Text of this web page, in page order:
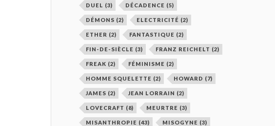
DUEL (3) DÉCADENCE (5)
DÉMONS (2) ELECTRICITÉ (2)
ETHER (2) FANTASTIQUE (2)
FIN-DE-SIÈCLE (3) FRANZ REICHELT (2)
FREAK (2) FÉMINISME (2)
HOMME SQUELETTE (2) HOWARD (7)
JAMES (2) JEAN LORRAIN (2)
LOVECRAFT (8) MEURTRE (3)
MISANTHROPIE (43) MISOGYNE (3)